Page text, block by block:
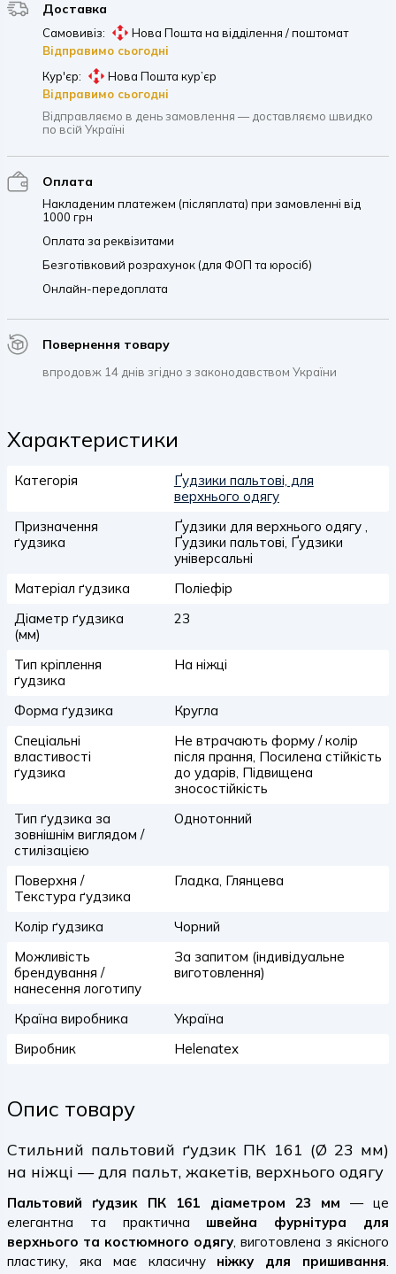
Доставка
Самовивіз:
Нова Пошта на відділення / поштомат
Відправимо сьогодні
Кур'єр:
Нова Пошта кур’єр
Відправимо сьогодні
Відправляємо в день замовлення — доставляємо швидко
по всій Україні
Оплата
Накладеним платежем (післяплата) при замовленні від
1000 грн
Оплата за реквізитами
Безготівковий розрахунок (для ФОП та юросіб)
Онлайн-передоплата
Повернення товару
впродовж 14 днів згідно з законодавством України
Характеристики
Категорія
Ґудзики пальтові, для
верхнього одягу
Призначення
ґудзика
Ґудзики для верхнього одягу ,
Ґудзики пальтові, Ґудзики
універсальні
Матеріал ґудзика
Поліефір
Діаметр ґудзика
(мм)
23
Тип кріплення
ґудзика
На ніжці
Форма ґудзика
Кругла
Спеціальні
властивості
ґудзика
Не втрачають форму / колір
після прання, Посилена стійкість
до ударів, Підвищена
зносостійкість
Тип ґудзика за
зовнішнім виглядом /
стилізацією
Однотонний
Поверхня /
Текстура ґудзика
Гладка, Глянцева
Колір ґудзика
Чорний
Можливість
брендування /
нанесення логотипу
За запитом (індивідуальне
виготовлення)
Країна виробника
Україна
Виробник
Helenatex
Опис товару
Стильний пальтовий ґудзик ПК 161 (Ø 23 мм)
на ніжці — для пальт, жакетів, верхнього одягу
Пальтовий ґудзик ПК 161 діаметром 23 мм — це
елегантна та практична швейна фурнітура для
верхнього та костюмного одягу, виготовлена з якісного
пластику, яка має класичну ніжку для пришивання.